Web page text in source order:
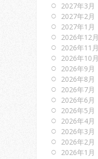
2027年3月
2027年2月
2027年1月
2026年12月
2026年11月
2026年10月
2026年9月
2026年8月
2026年7月
2026年6月
2026年5月
2026年4月
2026年3月
2026年2月
2026年1月